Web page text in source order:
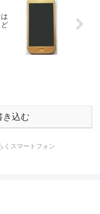
き込む
くスマートフォン